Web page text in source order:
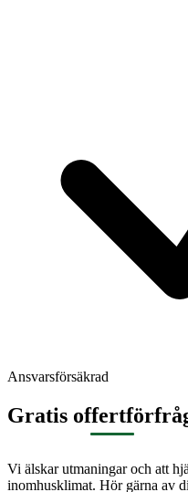
Ansvarsförsäkrad
Gratis
Vi älskar utmaningar och att
inomhusklimat. Hör gärna av